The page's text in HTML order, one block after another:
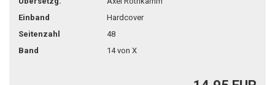
Einband
Hardcover
Seitenzahl
48
Band
14 von X